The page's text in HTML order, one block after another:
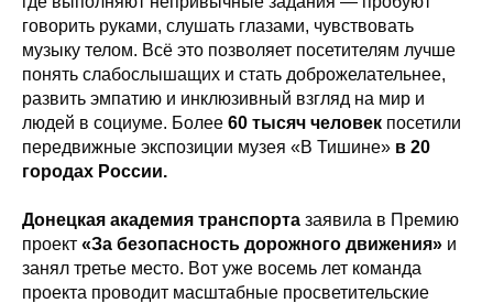
говорить руками, слушать глазами, чувствовать
музыку телом. Всё это позволяет посетителям лучше
понять слабослышащих и стать доброжелательнее,
развить эмпатию и инклюзивный взгляд на мир и
людей в социуме. Более 60 тысяч человек посетили
передвижные экспозиции музея «В Тишине» в 20
городах России.
Донецкая академия транспорта заявила в Премию
проект «За безопасность дорожного движения» и
занял третье место. Вот уже восемь лет команда
проекта проводит масштабные просветительские